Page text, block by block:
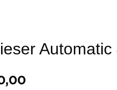
Automatic